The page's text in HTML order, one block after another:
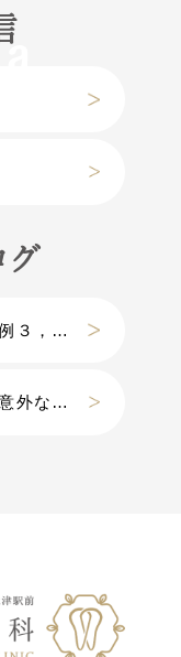
グ
着【密着第④弾】
な関係